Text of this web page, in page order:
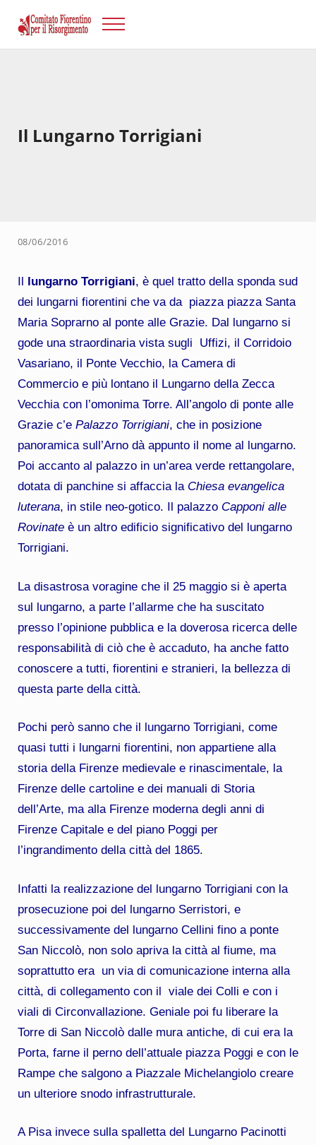
Risorgimento Firenze
Menu
Il Lungarno Torrigiani
08/06/2016
Il lungarno Torrigiani, è quel tratto della sponda sud
dei lungarni fiorentini che va da piazza piazza Santa
Maria Soprarno al ponte alle Grazie. Dal lungarno si
gode una straordinaria vista sugli Uffizi, il Corridoio
Vasariano, il Ponte Vecchio, la Camera di
Commercio e più lontano il Lungarno della Zecca
Vecchia con l’omonima Torre. All’angolo di ponte alle
Grazie c’e Palazzo Torrigiani, che in posizione
panoramica sull’Arno dà appunto il nome al lungarno.
Poi accanto al palazzo in un’area verde rettangolare,
dotata di panchine si affaccia la Chiesa evangelica
luterana, in stile neo-gotico. Il palazzo Capponi alle
Rovinateè un altro edificio significativo del lungarno
Torrigiani.
La disastrosa voragine che il 25 maggio si è aperta
sul lungarno, a parte l’allarme che ha suscitato
presso l’opinione pubblica e la doverosa ricerca delle
responsabilità di ciò che è accaduto, ha anche fatto
conoscere a tutti, fiorentini e stranieri, la bellezza di
questa parte della città.
Pochi però sanno che il lungarno Torrigiani, come
quasi tutti i lungarni fiorentini, non appartiene alla
storia della Firenze medievale e rinascimentale, la
Firenze delle cartoline e dei manuali di Storia
dell’Arte, ma alla Firenze moderna degli anni di
Firenze Capitale e del piano Poggi per
l’ingrandimento della città del 1865.
Infatti la realizzazione del lungarno Torrigiani con la
prosecuzione poi del lungarno Serristori, e
successivamente del lungarno Cellini fino a ponte
San Niccolò, non solo apriva la città al fiume, ma
soprattutto era un via di comunicazione interna alla
città, di collegamento con il viale dei Colli e con i
viali di Circonvallazione. Geniale poi fu liberare la
Torre di San Niccolò dalle mura antiche, di cui era la
Porta, farne il perno dell’attuale piazza Poggi e con le
Rampe che salgono a Piazzale Michelangiolo creare
un ulteriore snodo infrastrutturale.
A Pisa invece sulla spalletta del Lungarno Pacinotti